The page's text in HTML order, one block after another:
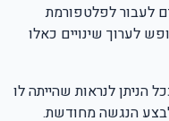
לעבור לפלטפורמת
לערוך שינויים כאלו
הניתן לנראות שהייתה לו
הנגשה מחודשת.